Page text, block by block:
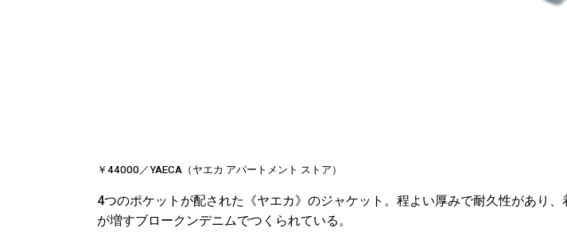
￥44000／YAECA（ヤエカ アパートメント ストア）
4つのポケットが配された《ヤエカ》のジャケット。程よい厚みで耐久性があり
が増すブロークンデニムでつくられている。